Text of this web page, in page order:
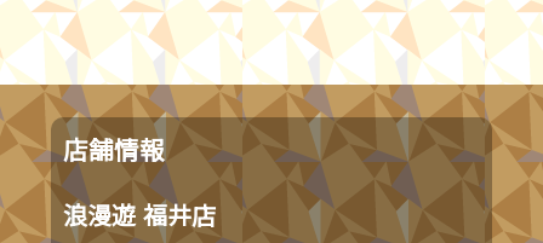
店舗情報
浪漫遊 福井店